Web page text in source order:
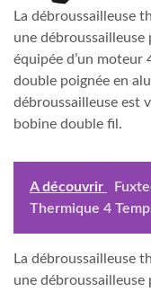
La débroussailleuse
une débroussailleuse
équipée d’un moteur
double poignée en
débroussailleuse est
bobine double fil.
A découvrir
Thermique 4
La débroussailleuse
une débroussailleuse